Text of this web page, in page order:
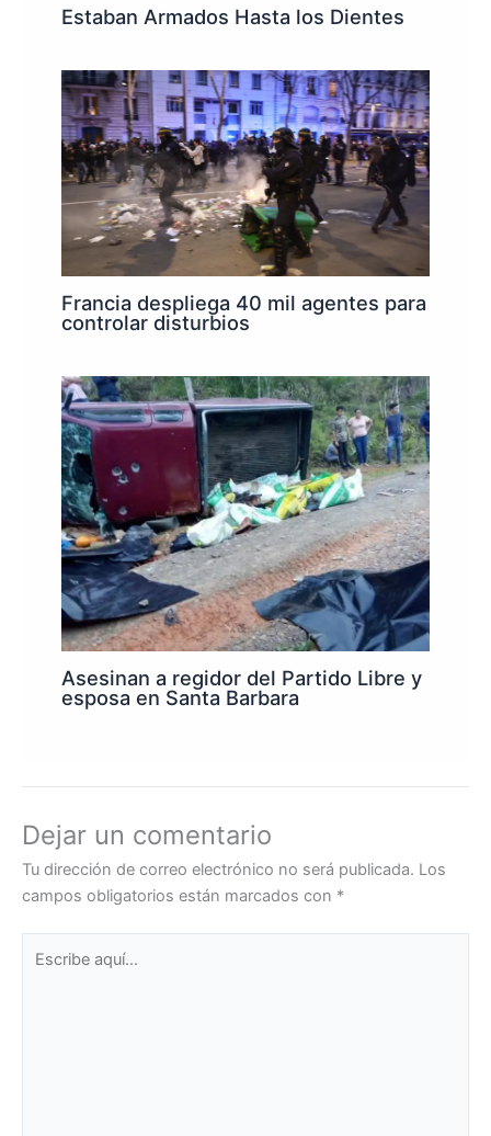
Estaban Armados Hasta los Dientes
Francia despliega 40 mil agentes para
controlar disturbios
Asesinan a regidor del Partido Libre y
esposa en Santa Barbara
Dejar un comentario
Tu dirección de correo electrónico no será publicada. Los
campos obligatorios están marcados con *
aquí...